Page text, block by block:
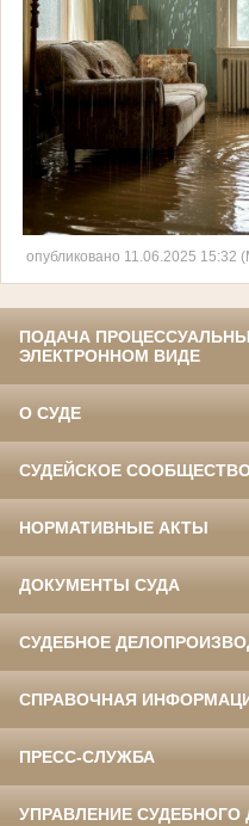
опубликовано 11.06.2025
ПОДАЧА
ЭЛЕКТРОННОМ ВИДЕ
О СУДЕ
СУДЕЙСКОЕ
НОРМАТИВНЫЕ АКТЫ
ДОКУМЕНТЫ СУДА
СУДЕБНОЕ
СПРАВОЧНАЯ
ПРЕСС-СЛУЖБА
УПРАВЛЕНИЕ СУДЕБНОГО